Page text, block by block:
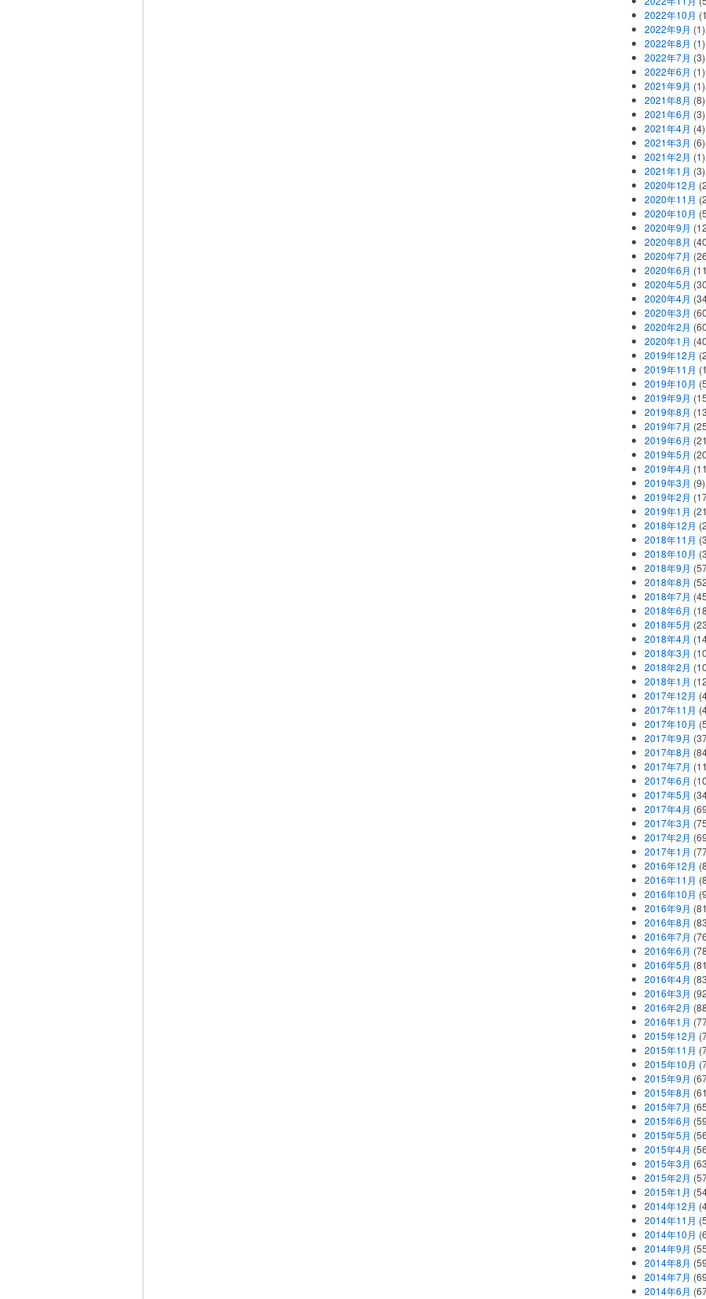
2022年10月
2022年9月 (1)
2022年8月 (1)
2022年7月 (3)
2022年6月 (1)
2021年9月 (1)
2021年8月 (8)
2021年6月 (3)
2021年4月 (4)
2021年3月 (6)
2021年2月 (1)
2021年1月 (3)
2020年12月
2020年11月
2020年10月
2020年9月
2020年8月
2020年7月
2020年6月
2020年5月
2020年4月
2020年3月
2020年2月
2020年1月
2019年12月
2019年11月
2019年10月
2019年9月
2019年8月
2019年7月
2019年6月
2019年5月
2019年4月
2019年3月 (9)
2019年2月
2019年1月
2018年12月
2018年11月
2018年10月
2018年9月
2018年8月
2018年7月
2018年6月
2018年5月
2018年4月
2018年3月
2018年2月
2018年1月
2017年12月
2017年11月
2017年10月
2017年9月
2017年8月
2017年7月
2017年6月
2017年5月
2017年4月
2017年3月
2017年2月
2017年1月
2016年12月
2016年11月
2016年10月
2016年9月
2016年8月
2016年7月
2016年6月
2016年5月
2016年4月
2016年3月
2016年2月
2016年1月
2015年12月
2015年11月
2015年10月
2015年9月
2015年8月
2015年7月
2015年6月
2015年5月
2015年4月
2015年3月
2015年2月
2015年1月
2014年12月
2014年11月
2014年10月
2014年9月
2014年8月
2014年7月
2014年6月